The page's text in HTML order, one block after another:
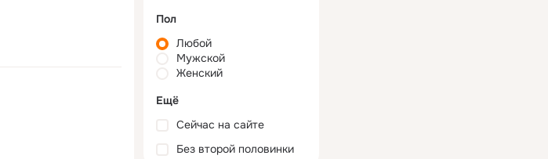
Пол
Любой
Мужской
Женский
Ещё
Сейчас на сайте
Без второй половинки